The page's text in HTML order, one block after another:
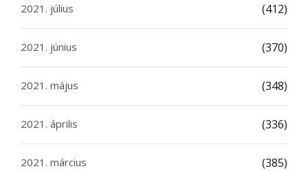
2021. július (412)
2021. június (370)
2021. május (348)
2021. április (336)
2021. március (385)